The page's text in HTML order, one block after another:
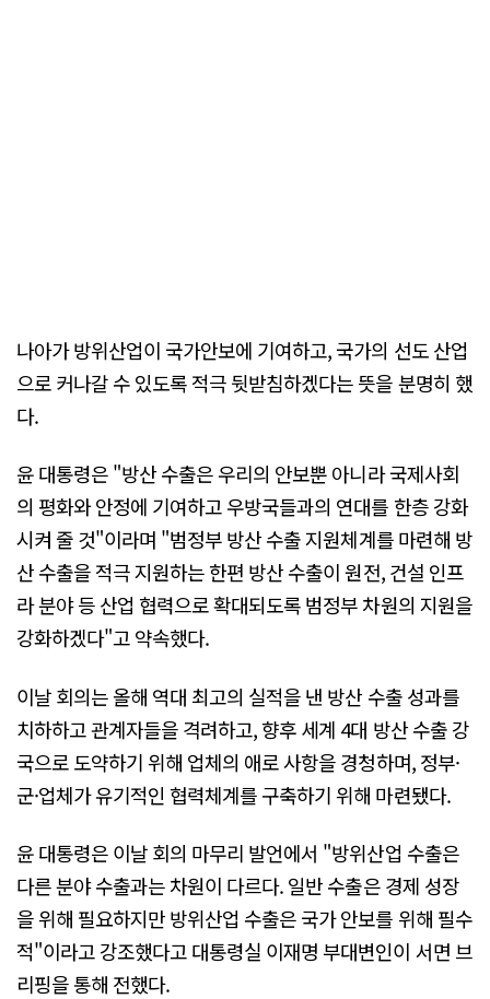
나아가 방위산업이 국가안보에 기여하고, 국가의 선도 산업
으로 커나갈 수 있도록 적극 뒷받침하겠다는 뜻을 분명히 했
다.
윤 대통령은 "방산 수출은 우리의 안보뿐 아니라 국제사회
의 평화와 안정에 기여하고 우방국들과의 연대를 한층 강화
시켜 줄 것"이라며 "범정부 방산 수출 지원체계를 마련해 방
산 수출을 적극 지원하는 한편 방산 수출이 원전, 건설 인프
라 분야 등 산업 협력으로 확대되도록 범정부 차원의 지원을
강화하겠다"고 약속했다.
이날 회의는 올해 역대 최고의 실적을 낸 방산 수출 성과를
치하하고 관계자들을 격려하고, 향후 세계 4대 방산 수출 강
국으로 도약하기 위해 업체의 애로 사항을 경청하며, 정부·
군·업체가 유기적인 협력체계를 구축하기 위해 마련됐다.
윤 대통령은 이날 회의 마무리 발언에서 "방위산업 수출은
다른 분야 수출과는 차원이 다르다. 일반 수출은 경제 성장
을 위해 필요하지만 방위산업 수출은 국가 안보를 위해 필수
적"이라고 강조했다고 대통령실 이재명 부대변인이 서면 브
리핑을 통해 전했다.